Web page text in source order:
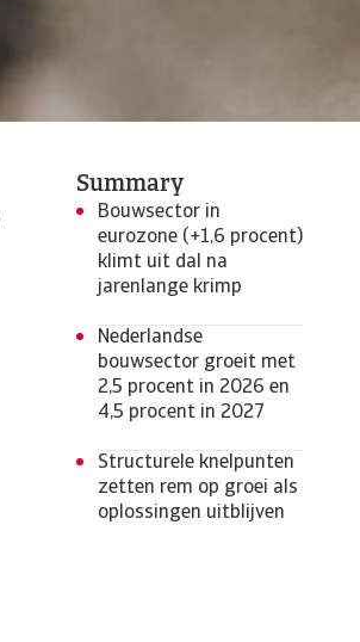
Summary
Bouwsector in
eurozone (+1,6 procent)
klimt uit dal na
jarenlange krimp
Nederlandse
bouwsector groeit met
2,5 procent in 2026 en
4,5 procent in 2027
Structurele knelpunten
zetten rem op groei als
oplossingen uitblijven